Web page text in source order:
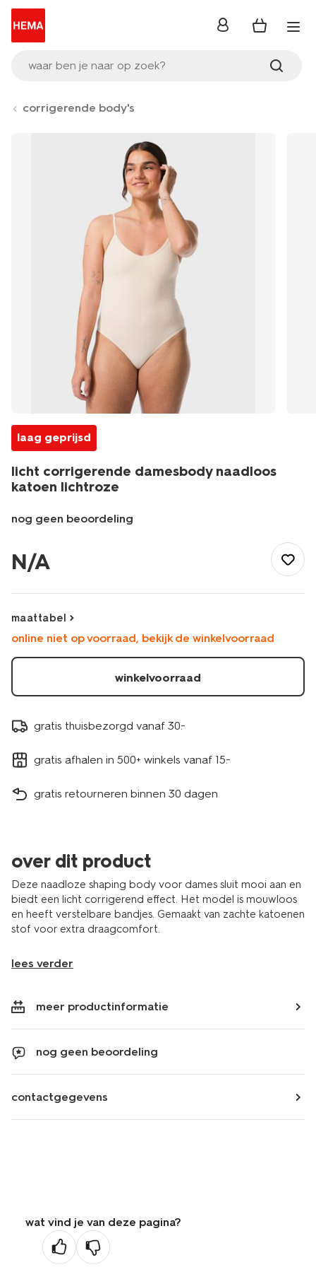
waar ben je naar op zoek?
inloggen
corrigerende body's
laag geprijsd
licht corrigerende damesbody naadloos
katoen lichtroze
nog geen beoordeling
ondergoed/body/licht-
corrigerende-
naadloos-
katoen-
21510300LIGHTPINK.html
N/A
maattabel
online niet op voorraad, bekijk de winkelvoorraad
winkelvoorraad
gratis thuisbezorgd vanaf 30.-
gratis afhalen in 500+ winkels vanaf 15.-
gratis retourneren binnen 30 dagen
over dit product
Deze naadloze shaping body voor dames sluit mooi aan en
biedt een licht corrigerend effect. Het model is mouwloos
en heeft verstelbare bandjes. Gemaakt van zachte katoenen
stof voor extra draagcomfort.
lees verder
meer productinformatie
nog geen beoordeling
contactgegevens
wat vind je van deze pagina?